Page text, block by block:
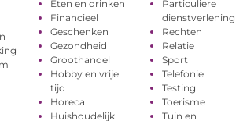
Eten en drinken
Financieel
Geschenken
Gezondheid
Groothandel
Hobby en vrije
tijd
Horeca
Huishoudelijk
Particuliere
dienstverlening
Rechten
Relatie
Sport
Telefonie
Testing
Toerisme
Tuin en